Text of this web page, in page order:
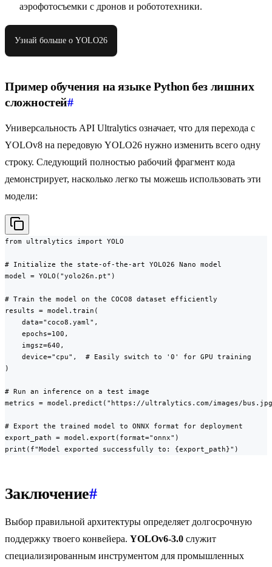
аэрофотосъемки с дронов и робототехники.
Узнай больше о YOLO26
Пример обучения на языке Python без лишних
сложностей#
Универсальность API Ultralytics означает, что для перехода с
YOLOv8 на передовую YOLO26 нужно изменить всего одну
строку. Следующий полностью рабочий фрагмент кода
демонстрирует, насколько легко ты можешь использовать эти
модели:
from ultralytics import YOLO
# Initialize the state-of-the-art YOLO26 Nano model
model = YOLO("yolo26n.pt")
# Train the model on the COCO8 dataset efficiently
results = model.train(
    data="coco8.yaml",
    epochs=100,
    imgsz=640,
    device="cpu",  # Easily switch to '0' for GPU training
)
# Run an inference on a test image
metrics = model.predict("https://ultralytics.com/images/
# Export the trained model to ONNX format for deployment
export_path = model.export(format="onnx")
print(f"Model exported successfully to: {export_path}")
Заключение#
Выбор правильной архитектуры определяет долгосрочную
поддержку твоего конвейера. YOLOv6-3.0 служит
специализированным инструментом для промышленных